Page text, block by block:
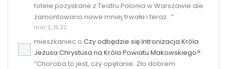
fotele pozyskane z Teatru Polonia w Warszawie ale
zamontowano nowe mniej trwałe i teraz…”
mar 2, 15:22
mieszkaniec o Czy odbędzie się Intronizacja Króla
Jezusa Chrystusa na Króla Powiatu Makowskiego?:
“Choroba to jest, czy opętanie. Zło dobrem